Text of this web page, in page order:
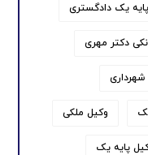
یک دادگستری
دکتر مهری
شهرداری
وکیل ملکی
پایه یک